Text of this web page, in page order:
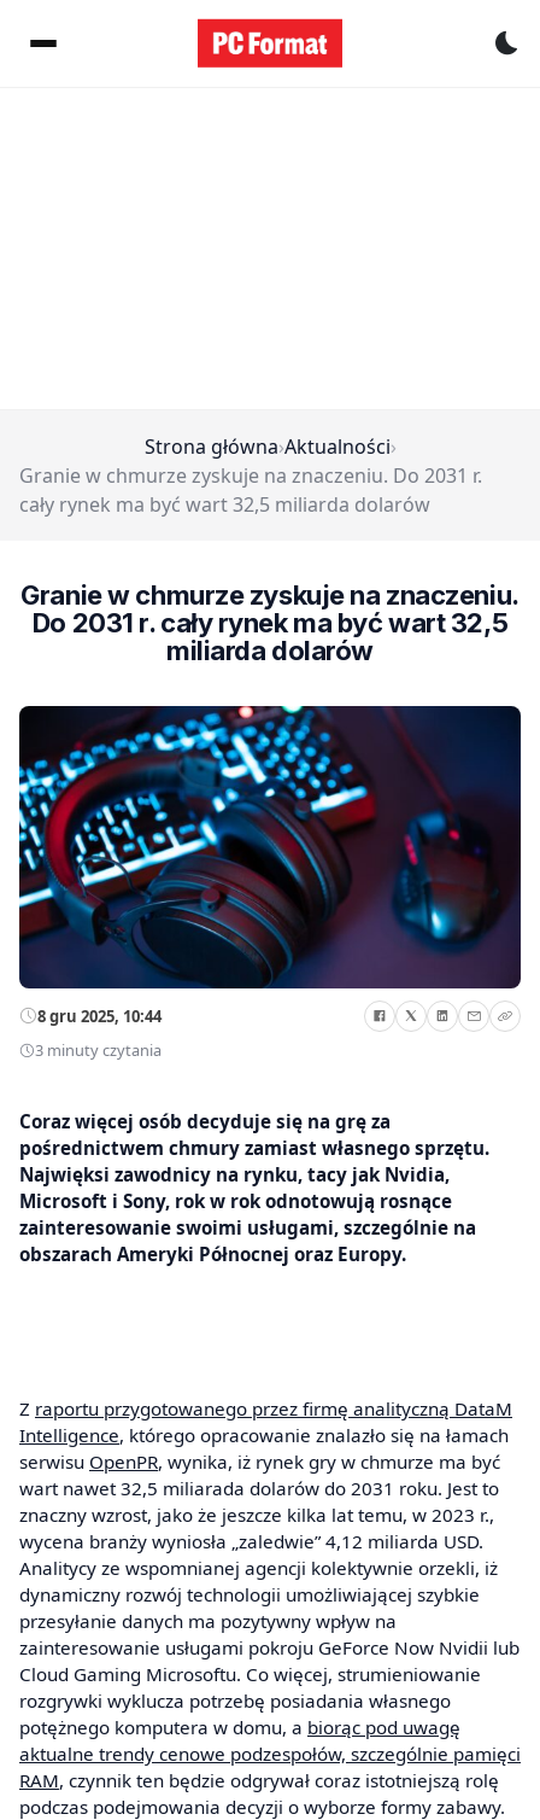
Strona główna›Aktualności›
Granie w chmurze zyskuje na znaczeniu. Do 2031 r.
cały rynek ma być wart 32,5 miliarda dolarów
Granie w chmurze zyskuje na znaczeniu.
Do 2031 r. cały rynek ma być wart 32,5
miliarda dolarów
8 gru 2025, 10:44
3 minuty czytania
Coraz więcej osób decyduje się na grę za
pośrednictwem chmury zamiast własnego sprzętu.
Najwięksi zawodnicy na rynku, tacy jak Nvidia,
Microsoft i Sony, rok w rok odnotowują rosnące
zainteresowanie swoimi usługami, szczególnie na
obszarach Ameryki Północnej oraz Europy.
Z raportu przygotowanego przez firmę analityczną DataM
Intelligence, którego opracowanie znalazło się na łamach
serwisu OpenPR, wynika, iż rynek gry w chmurze ma być
wart nawet 32,5 miliarada dolarów do 2031 roku. Jest to
znaczny wzrost, jako że jeszcze kilka lat temu, w 2023 r.,
wycena branży wyniosła „zaledwie” 4,12 miliarda USD.
Analitycy ze wspomnianej agencji kolektywnie orzekli, iż
dynamiczny rozwój technologii umożliwiającej szybkie
przesyłanie danych ma pozytywny wpływ na
zainteresowanie usługami pokroju GeForce Now Nvidii lub
Cloud Gaming Microsoftu. Co więcej, strumieniowanie
rozgrywki wyklucza potrzebę posiadania własnego
potężnego komputera w domu, a biorąc pod uwagę
aktualne trendy cenowe podzespołów, szczególnie pamięci
RAM, czynnik ten będzie odgrywał coraz istotniejszą rolę
podczas podejmowania decyzji o wyborze formy zabawy.